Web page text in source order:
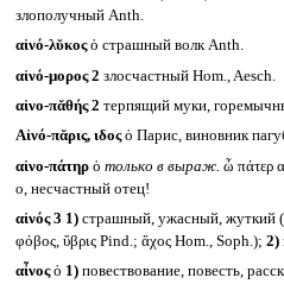
злополучный Anth.
αἰνό-λῠκοςὁ страшный волк Anth.
αἰνό-μορος 2 злосчастный Hom., Aesch.
αἰνο-πᾰθής 2 терпящий муки,
Αἰνό-πᾰρις, ιδοςὁ Парис, виновник
αἰνο-πάτηρ ὁ только в выраж. ὦ πάτερ
о, несчастный отец!
αἰνός 3 1)страшный, ужасный, жуткий
φόβος, ὕβρις Pind.; ἄχος Hom., Soph.); 2)
αἶνοςὁ 1)повествование, повесть,